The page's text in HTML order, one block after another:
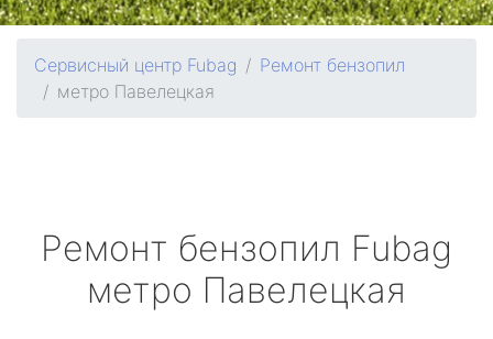
Сервисный центр Fubag
Ремонт бензопил
метро Павелецкая
Ремонт бензопил Fubag
метро Павелецкая